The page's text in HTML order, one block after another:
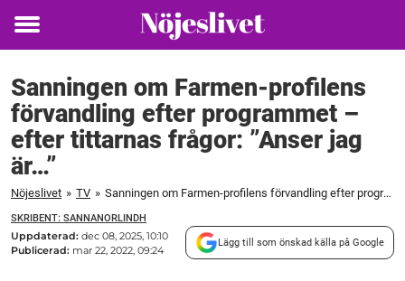
Toggle
Sanningen om Farmen-profilens
förvandling efter programmet –
efter tittarnas frågor: ”Anser jag
är…”
Nöjeslivet » TV » Sanningen om Farmen-profilens förvandling efter programmet – efter tittarnas frågor: ”Anser jag är..."
SKRIBENT: SANNANORLINDH
Uppdaterad: dec 08, 2025, 10:10
Publicerad: mar 22, 2022, 09:24
Lägg till som önskad källa på Google